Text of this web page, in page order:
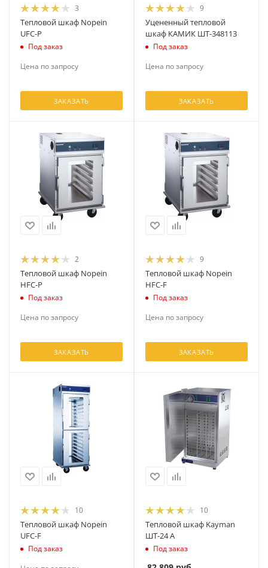
3
Тепловой шкаф Nopein
UFC-P
Под заказ
Цена по запросу
ЗАКАЗАТЬ
9
Уцененный тепловой
шкаф КАМИК ШТ-348113
Под заказ
Цена по запросу
ЗАКАЗАТЬ
2
Тепловой шкаф Nopein
HFC-P
Под заказ
Цена по запросу
ЗАКАЗАТЬ
9
Тепловой шкаф Nopein
HFC-F
Под заказ
Цена по запросу
ЗАКАЗАТЬ
10
Тепловой шкаф Nopein
UFC-F
Под заказ
10
Тепловой шкаф Kayman
ШТ-24 А
Под заказ